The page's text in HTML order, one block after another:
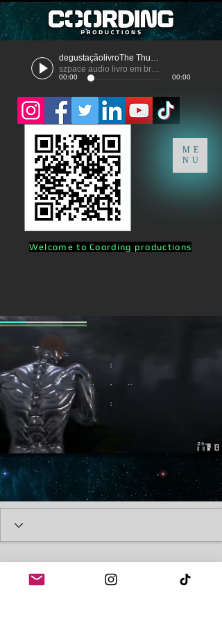
degustaçãolivroThe Thunder
szpace audio livro em breve
00:00 00:00
ME
NU
Welcome to Coording productions